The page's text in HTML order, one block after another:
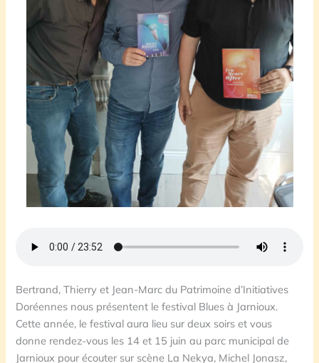
Bertrand, Thierry et Jean-Marc du Patrimoine d’Initiatives
Doréennes nous présentent le festival Blues à Jarnioux.
Cette année, le festival aura lieu sur deux soirs et vous
donne rendez-vous les 14 et 15 juin au parc municipal de
Jarnioux pour écouter sur scène La Nekya, Michel Jonasz,